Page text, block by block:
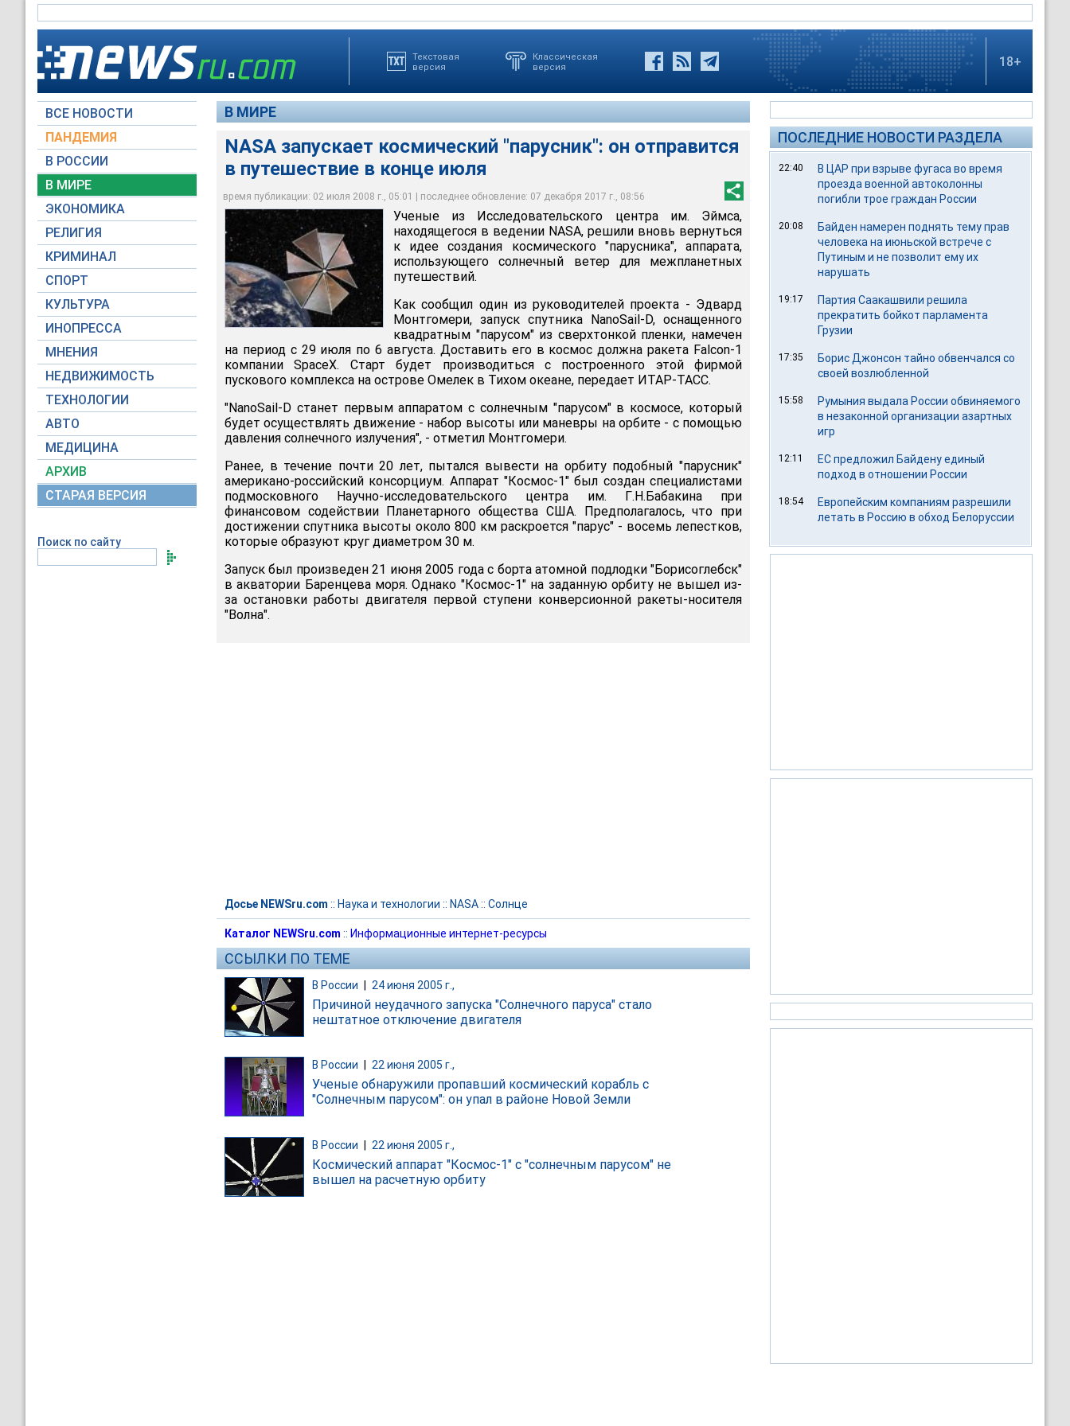
Текстовая
версия
Классическая
версия
18+
ВСЕ НОВОСТИ
ПАНДЕМИЯ
В РОССИИ
В МИРЕ
ЭКОНОМИКА
РЕЛИГИЯ
КРИМИНАЛ
СПОРТ
КУЛЬТУРА
ИНОПРЕССА
МНЕНИЯ
НЕДВИЖИМОСТЬ
ТЕХНОЛОГИИ
АВТО
МЕДИЦИНА
АРХИВ
СТАРАЯ ВЕРСИЯ
Поиск по сайту
В МИРЕ
NASA запускает космический "парусник": он отправится
в путешествие в конце июля
время публикации: 02 июля 2008 г., 05:01 | последнее обновление: 07 декабря 2017 г., 08:56
Ученые из Исследовательского центра им. Эймса, находящегося в ведении NASA,
решили вновь вернуться к идее создания космического "парусника", аппарата,
использующего солнечный ветер для межпланетных путешествий
domain-b.com
Ученые из Исследовательского центра им. Эймса,
находящегося в ведении NASA, решили вновь вернуться
к идее создания космического "парусника", аппарата,
использующего солнечный ветер для межпланетных
путешествий.
Как сообщил один из руководителей проекта - Эдвард
Монтгомери, запуск спутника NanoSail-D, оснащенного
квадратным "парусом" из сверхтонкой пленки, намечен
на период с 29 июля по 6 августа. Доставить его в космос должна ракета Falcon-1
компании SpaceX. Старт будет производиться с построенного этой фирмой
пускового комплекса на острове Омелек в Тихом океане, передает ИТАР-ТАСС.
"NanoSail-D станет первым аппаратом с солнечным "парусом" в космосе, который
будет осуществлять движение - набор высоты или маневры на орбите - с помощью
давления солнечного излучения", - отметил Монтгомери.
Ранее, в течение почти 20 лет, пытался вывести на орбиту подобный "парусник"
американо-российский консорциум. Аппарат "Космос-1" был создан специалистами
подмосковного Научно-исследовательского центра им. Г.Н.Бабакина при
финансовом содействии Планетарного общества США. Предполагалось, что при
достижении спутника высоты около 800 км раскроется "парус" - восемь лепестков,
которые образуют круг диаметром 30 м.
Запуск был произведен 21 июня 2005 года с борта атомной подлодки "Борисоглебск"
в акватории Баренцева моря. Однако "Космос-1" на заданную орбиту не вышел из-
за остановки работы двигателя первой ступени конверсионной ракеты-носителя
"Волна".
Досье NEWSru.com :: Наука и технологии :: NASA:: Солнце
Каталог NEWSru.com :: Информационные интернет-ресурсы
ССЫЛКИ ПО ТЕМЕ
В России 24 июня 2005 г.,
Причиной неудачного запуска "Солнечного паруса" стало
нештатное отключение двигателя
В России 22 июня 2005 г.,
Ученые обнаружили пропавший космический корабль с
"Солнечным парусом": он упал в районе Новой Земли
В России | 22 июня 2005 г.,
Космический аппарат "Космос-1" с "солнечным парусом" не
вышел на расчетную орбиту
ПОСЛЕДНИЕ НОВОСТИ РАЗДЕЛА
22:40
В ЦАР при взрыве фугаса во время
проезда военной автоколонны
погибли трое граждан России
20:08
Байден намерен поднять тему прав
человека на июньской встрече с
Путиным и не позволит ему их
нарушать
19:17
Партия Саакашвили решила
прекратить бойкот парламента
Грузии
17:35
Борис Джонсон тайно обвенчался со
своей возлюбленной
15:58
Румыния выдала России обвиняемого
в незаконной организации азартных
игр
12:11
ЕС предложил Байдену единый
подход в отношении России
18:54
Европейским компаниям разрешили
летать в Россию в обход Белоруссии